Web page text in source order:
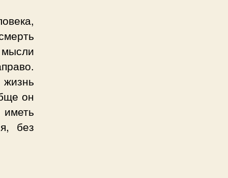
он
без